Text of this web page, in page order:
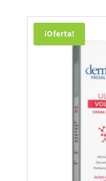
¡Oferta!